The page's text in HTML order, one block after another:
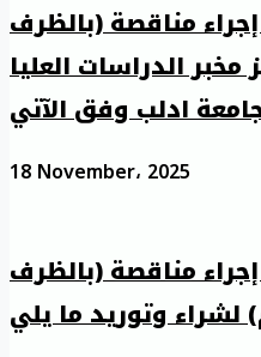
مناقصة (بالظرف
الدراسات العليا
18 November، 2025
مناقصة (بالظرف